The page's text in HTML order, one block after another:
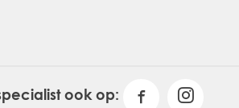
ook op: